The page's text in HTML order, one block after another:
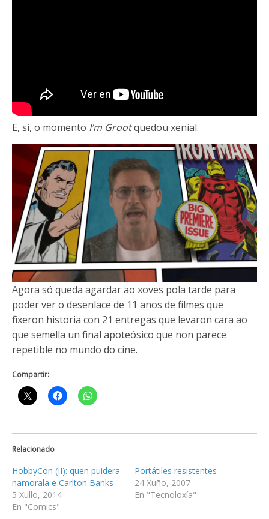
E, si, o momento I’m Grootquedou xenial.
Agora só queda agardar ao xoves pola tarde para
poder ver o desenlace de 11 anos de filmes que
fixeron historia con 21 entregas que levaron cara ao
que semella un final apoteósico que non parece
repetible no mundo do cine.
Compartir:
Relacionado
HobbyCon (II): quen puidera
namorala e Carlton Banks
5 Xullo, 2014
En "Comics"
Portátiles resistentes
24 Xuño, 2007
En "Tecnoloxía"